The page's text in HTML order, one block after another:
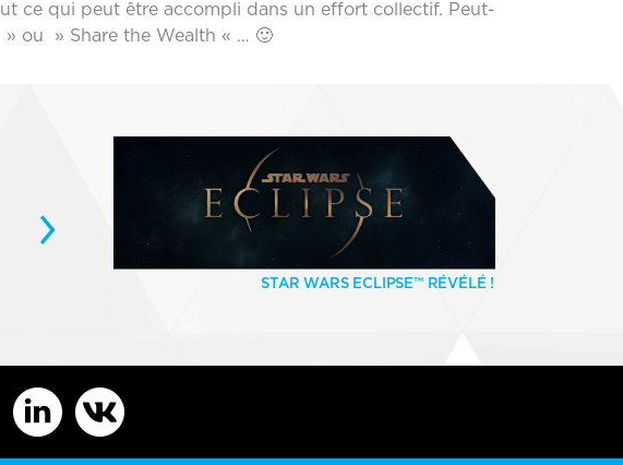
ce qui peut être accompli dans un effort collectif. Peut-
ou » Share the Wealth « … 🙂
›
STAR WARS ECLIPSE™ RÉVÉLÉ !